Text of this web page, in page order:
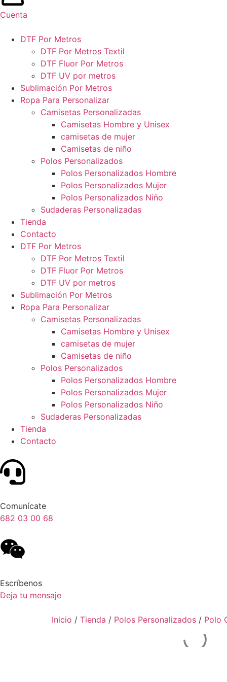
Cuenta
DTF Por Metros
DTF Por Metros Textil
DTF Fluor Por Metros
DTF UV por metros
Sublimación Por Metros
Ropa Para Personalizar
Camisetas Personalizadas
Camisetas Hombre y Unisex
camisetas de mujer
Camisetas de niño
Polos Personalizados
Polos Personalizados Hombre
Polos Personalizados Mujer
Polos Personalizados Niño
Sudaderas Personalizadas
Tienda
Contacto
DTF Por Metros
DTF Por Metros Textil
DTF Fluor Por Metros
DTF UV por metros
Sublimación Por Metros
Ropa Para Personalizar
Camisetas Personalizadas
Camisetas Hombre y Unisex
camisetas de mujer
Camisetas de niño
Polos Personalizados
Polos Personalizados Hombre
Polos Personalizados Mujer
Polos Personalizados Niño
Sudaderas Personalizadas
Tienda
Contacto
Comunícate
682 03 00 68
Escríbenos
Deja tu mensaje
Inicio / Tienda / Polos Personalizados / Polo